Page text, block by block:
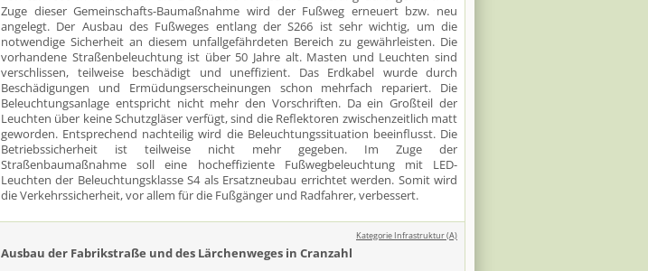
Zuge dieser Gemeinschafts-Baumaßnahme wird der Fußweg erneuert bzw. neu
angelegt. Der Ausbau des Fußweges entlang der S266 ist sehr wichtig, um die
notwendige Sicherheit an diesem unfallgefährdeten Bereich zu gewährleisten. Die
vorhandene Straßenbeleuchtung ist über 50 Jahre alt. Masten und Leuchten sind
verschlissen, teilweise beschädigt und uneffizient. Das Erdkabel wurde durch
Beschädigungen und Ermüdungserscheinungen schon mehrfach repariert. Die
Beleuchtungsanlage entspricht nicht mehr den Vorschriften. Da ein Großteil der
Leuchten über keine Schutzgläser verfügt, sind die Reflektoren zwischenzeitlich matt
geworden. Entsprechend nachteilig wird die Beleuchtungssituation beeinflusst. Die
Betriebssicherheit ist teilweise nicht mehr gegeben. Im Zuge der
Straßenbaumaßnahme soll eine hocheffiziente Fußwegbeleuchtung mit LED-
Leuchten der Beleuchtungsklasse S4 als Ersatzneubau errichtet werden. Somit wird
die Verkehrssicherheit, vor allem für die Fußgänger und Radfahrer, verbessert.
Kategorie Infrastruktur (A)
Ausbau der Fabrikstraße und des Lärchenweges in Cranzahl